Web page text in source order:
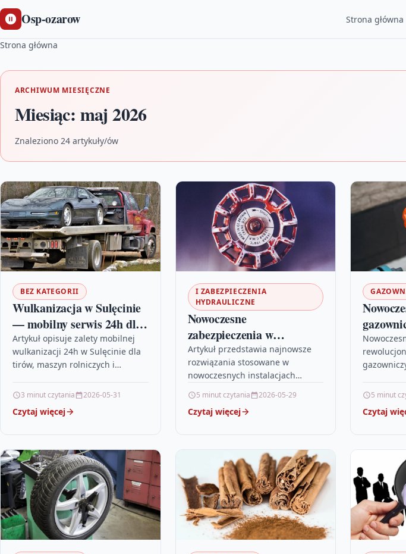
Osp-ozarow Strona główna
Strona główna
ARCHIWUM MIESIĘCZNE
Miesiąc: maj 2026
Znaleziono 24 artykuły/ów
BEZ KATEGORII
Wulkanizacja w Sulęcinie
— mobilny serwis 24h dla
tirów, maszyn rolniczych i
przemysłu
Artykuł opisuje zalety mobilnej
wulkanizacji 24h w Sulęcinie dla
tirów, maszyn rolniczych i
usługi oferuje serwis, ile może to
3 minut czytania 2026-05-31
Czytaj więcej
I ZABEZPIECZENIA
HYDRAULICZNE
Nowoczesne
zabezpieczenia w
instalacjach
hydraulicznych
Artykuł przedstawia najnowsze
rozwiązania stosowane w
nowoczesnych instalacjach
inteligentne systemy
monitorujące, zawory
na ekstremalne warunki.…
5 minut czytania 2026-05-29
Czytaj więcej
5 minut
Czytaj